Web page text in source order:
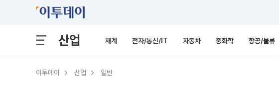
산업 재계 전자/통신/IT 자동차 중화학 항공/물류
이투데이 산업 일반